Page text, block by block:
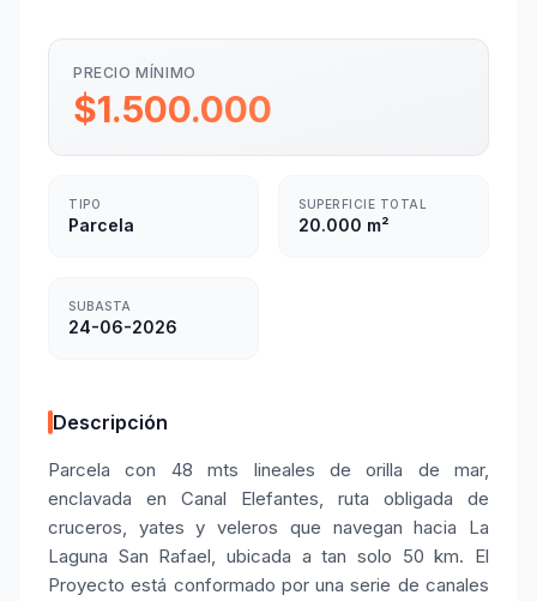
PRECIO MÍNIMO
$1.500.000
TIPO
Parcela
SUPERFICIE TOTAL
20.000 m²
SUBASTA
24-06-2026
Descripción
Parcela con 48 mts lineales de orilla de mar,
enclavada en Canal Elefantes, ruta obligada de
cruceros, yates y veleros que navegan hacia La
Laguna San Rafael, ubicada a tan solo 50 km. El
Proyecto está conformado por una serie de canales